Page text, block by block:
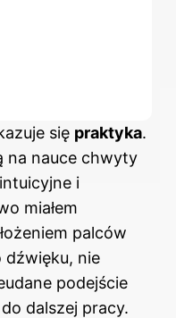
się praktyka.
na nauce chwyty
i
miałem
palców
dźwięku, nie
podejście
dalszej pracy.